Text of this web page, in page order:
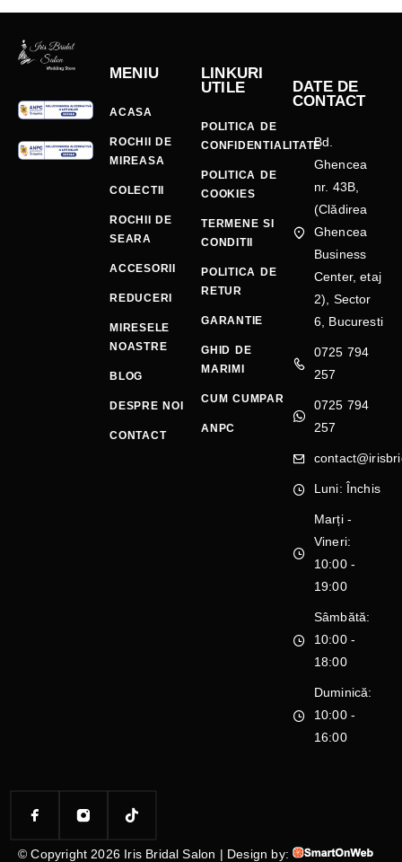
MENIU
ACASA
ROCHII DE
MIREASA
COLECTII
ROCHII DE
SEARA
ACCESORII
REDUCERI
MIRESELE
NOASTRE
BLOG
DESPRE NOI
CONTACT
LINKURI
UTILE
POLITICA DE
CONFIDENTIALITATE
POLITICA DE
COOKIES
TERMENE SI
CONDITII
POLITICA DE
RETUR
GARANTIE
GHID DE
MARIMI
CUM CUMPAR
ANPC
DATE DE
CONTACT
Bd.
Ghencea
nr. 43B,
(Clădirea
Ghencea
Business
Center, etaj
2), Sector
6, Bucuresti
0725 794
257
0725 794
257
Luni: Închis
Marți -
Vineri:
10:00 -
19:00
Sâmbătă:
10:00 -
18:00
Duminică:
10:00 -
16:00
© Copyright 2026 Iris Bridal Salon | Design by: